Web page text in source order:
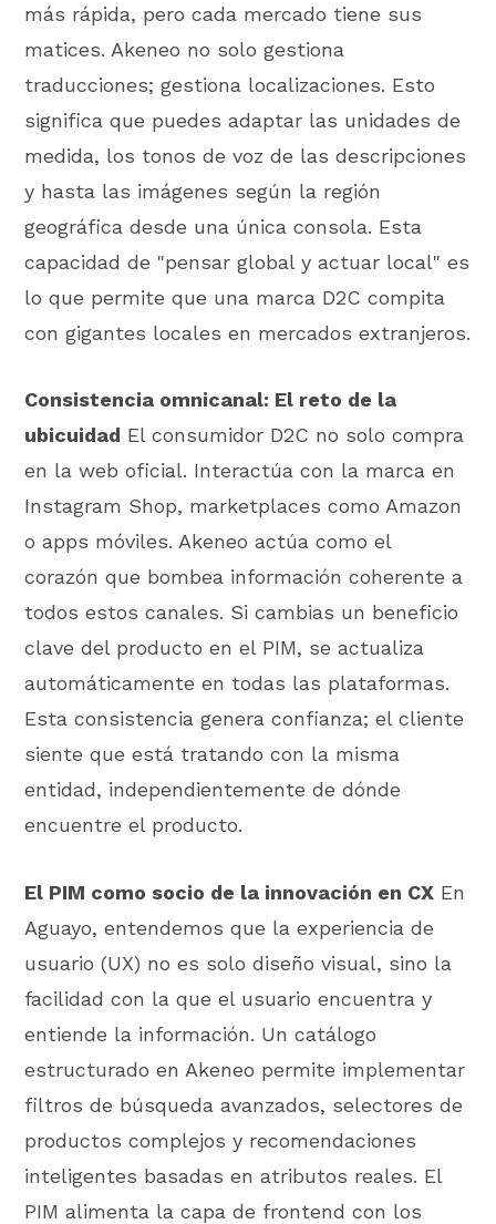
más rápida, pero cada mercado tiene sus
matices. Akeneo no solo gestiona
traducciones; gestiona localizaciones. Esto
significa que puedes adaptar las unidades de
medida, los tonos de voz de las descripciones
y hasta las imágenes según la región
geográfica desde una única consola. Esta
capacidad de "pensar global y actuar local" es
lo que permite que una marca D2C compita
con gigantes locales en mercados extranjeros.
Consistencia omnicanal: El reto de la
ubicuidad El consumidor D2C no solo compra
en la web oficial. Interactúa con la marca en
Instagram Shop, marketplaces como Amazon
o apps móviles. Akeneo actúa como el
corazón que bombea información coherente a
todos estos canales. Si cambias un beneficio
clave del producto en el PIM, se actualiza
automáticamente en todas las plataformas.
Esta consistencia genera confianza; el cliente
siente que está tratando con la misma
entidad, independientemente de dónde
encuentre el producto.
El PIM como socio de la innovación en CX En
Aguayo, entendemos que la experiencia de
usuario (UX) no es solo diseño visual, sino la
facilidad con la que el usuario encuentra y
entiende la información. Un catálogo
estructurado en Akeneo permite implementar
filtros de búsqueda avanzados, selectores de
productos complejos y recomendaciones
inteligentes basadas en atributos reales. El
PIM alimenta la capa de frontend con los